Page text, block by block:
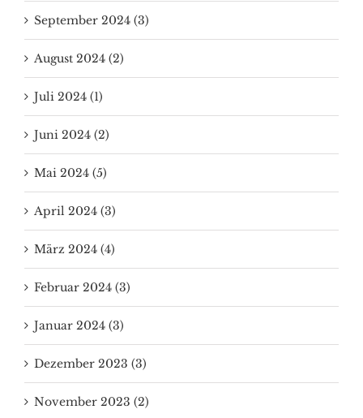
September 2024 (3)
August 2024 (2)
Juli 2024 (1)
Juni 2024 (2)
Mai 2024 (5)
April 2024 (3)
März 2024 (4)
Februar 2024 (3)
Januar 2024 (3)
Dezember 2023 (3)
November 2023 (2)